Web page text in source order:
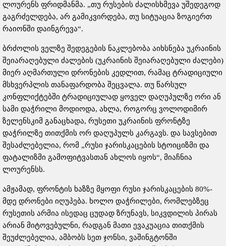
ლოურენს ფრიდმანმა. „თუ რუსების ძალისხმევა უშედეგოდ
გაგრძელდება, არ გამიკვირდება, თუ სიტუაცია ზოგიერთ
რაიონში დაინგრევა“.
ბრძოლის ველზე შედეგების ნაკლებობა აიხსნება უკრაინის
შეიარაღებული ძალების (უკრაინის შეიარაღებული ძალები)
მიერ აღმართული დრონების კედლით, რამაც ტრადიციული
მსხვერპლის თანაფარდობა შეცვალა. თუ წარსულ
კონფლიქტებში ტრადიციულად ყოველ დაღუპულზე ორი ან
სამი დაჭრილი მოდიოდა, ახლა, როგორც ვოლოდიმირ
ზელენსკიმ განაცხადა, რუსეთი უკრაინის ფრონტზე
დაჭრილზე თითქმის ორ დაღუპულს კარგავს. და სავსებით
შესაძლებელია, რომ „რუსი ჯარისკაცების სტოიციზმი და
ფატალიზმი გამოფიტვასთან ახლოს იყოს“, მიაჩნია
ლოურენსს.
ამჟამად, ფრონტის ხაზზე მყოფი რუსი ჯარისკაცების 80%-
მდე დრონები იღუპება. ხოლო დაჭრილები, რომლებზეც
რუსეთის არმია ისედაც ცუდად ზრუნავს, სიკვდილის პირას
არიან მიტოვებულნი, რადგან მათი ევაკუაცია თითქმის
შეუძლებელია, ამბობს სეთ ჯონსი, ვაშინგტონში